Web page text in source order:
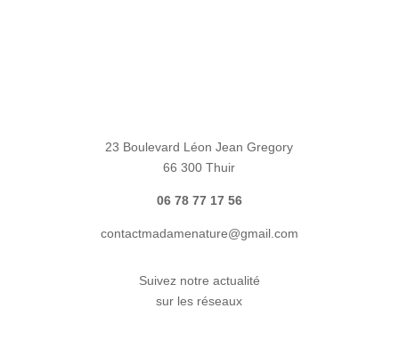
23 Boulevard Léon Jean Gregory
66 300 Thuir
06 78 77 17 56
contactmadamenature@gmail.com
Suivez notre actualité
sur les réseaux